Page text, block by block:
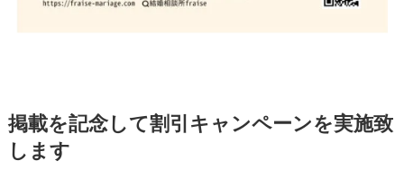
掲載を記念して割引キャンペーンを実施致
します